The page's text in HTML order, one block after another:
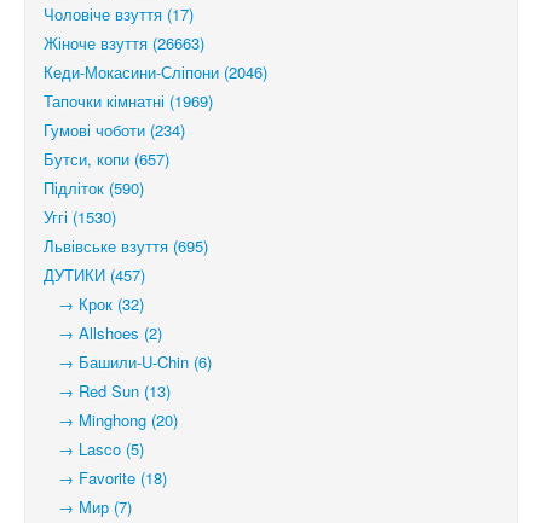
Чоловіче взуття (17)
Жіноче взуття (26663)
Кеди-Мокасини-Сліпони (2046)
Тапочки кімнатні (1969)
Гумові чоботи (234)
Бутси, копи (657)
Підліток (590)
Уггі (1530)
Львівське взуття (695)
ДУТИКИ (457)
→ Крок (32)
→ Allshoes (2)
→ Башили-U-Chin (6)
→ Red Sun (13)
→ Minghong (20)
→ Lasco (5)
→ Favorite (18)
→ Мир (7)